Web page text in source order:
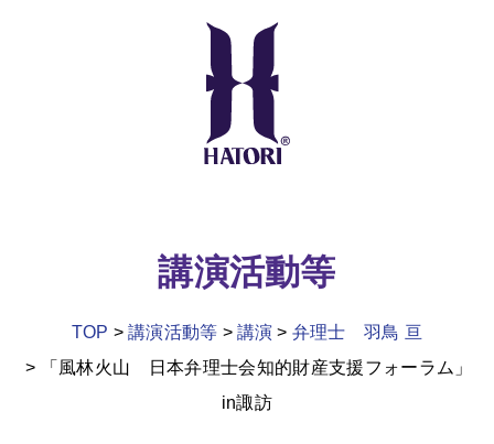
講演活動等
TOP 講演活動等 講演
弁理士 羽鳥 亘
「風林火山 日本弁理士会知的財産支援フォーラム」
in諏訪